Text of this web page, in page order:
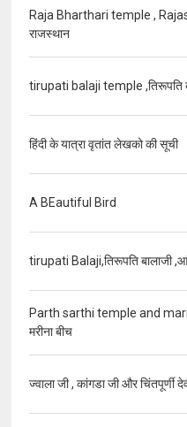
Raja Bharthari temple ,
राजस्थान
tirupati balaji temple ,तिरूपति
हिंदी के यात्रा वृतांत लेखको की सूची
A BEautiful Bird
tirupati Balaji,तिरूपति बालाजी
Parth sarthi temple and
मरीना बीच
ज्वाला जी , कांगडा जी और चिंतपूर्णी